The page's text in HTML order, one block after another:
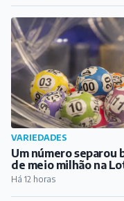
Há 12 horas
CULTURA
DIVERT transforma
alegria, arte e cultura
Há 12 horas